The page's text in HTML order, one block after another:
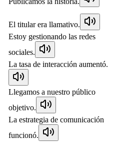
El titular era llamativo.
Estoy gestionando las redes
sociales.
La tasa de interacción aumentó.
Llegamos a nuestro público
objetivo.
La estrategia de comunicación
funcionó.